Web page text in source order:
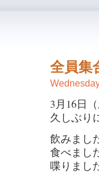
全員
3月16日（
久しぶり
飲みまし
食べまし
喋りまし